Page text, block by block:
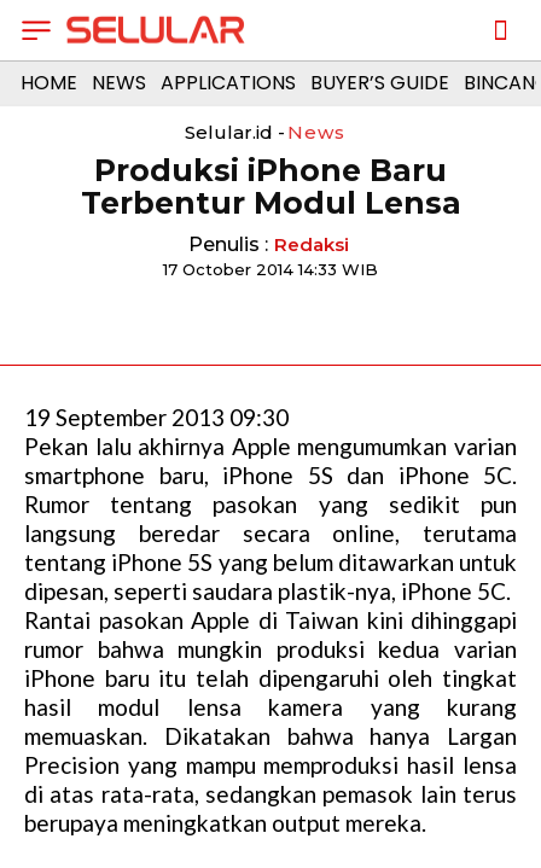
HOME NEWS APPLICATIONS BUYER’S GUIDE
Selular.id - News
Produksi iPhone Baru
Terbentur Modul Lensa
Penulis : Redaksi
17 October 2014 14:33 WIB
19 September 2013 09:30
Pekan lalu akhirnya Apple mengumumkan varian
smartphone baru, iPhone 5S dan iPhone 5C.
Rumor tentang pasokan yang sedikit pun
langsung beredar secara online, terutama
tentang iPhone 5S yang belum ditawarkan untuk
dipesan, seperti saudara plastik-nya, iPhone 5C.
Rantai pasokan Apple di Taiwan kini dihinggapi
rumor bahwa mungkin produksi kedua varian
iPhone baru itu telah dipengaruhi oleh tingkat
hasil modul lensa kamera yang kurang
memuaskan. Dikatakan bahwa hanya Largan
Precision yang mampu memproduksi hasil lensa
di atas rata-rata, sedangkan pemasok lain terus
berupaya meningkatkan output mereka.